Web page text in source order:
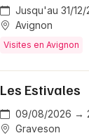
Jusqu'au 31/12/
Avignon
Visites en Avignon
Les Estivales
09/08/2026 →
Graveson